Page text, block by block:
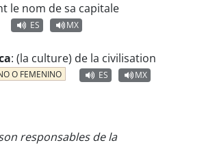
le nom de sa capitale
ES MX
: (la culture) de la civilisation
O FEMENINO ES MX
responsables de la